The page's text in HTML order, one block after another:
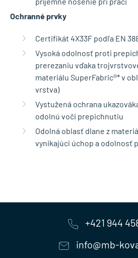
Ochranné prvky
Certifikát 4X33F podľa EN
Vysoká odolnosť proti
prerezaniu vďaka
materiálu SuperFabric®* v
vrstva)
Vystužená ochrana
odolnú voči prepichnutiu
Odolná oblasť dlane z
vynikajúci úchop a odolnosť
+421 944
info@mb-